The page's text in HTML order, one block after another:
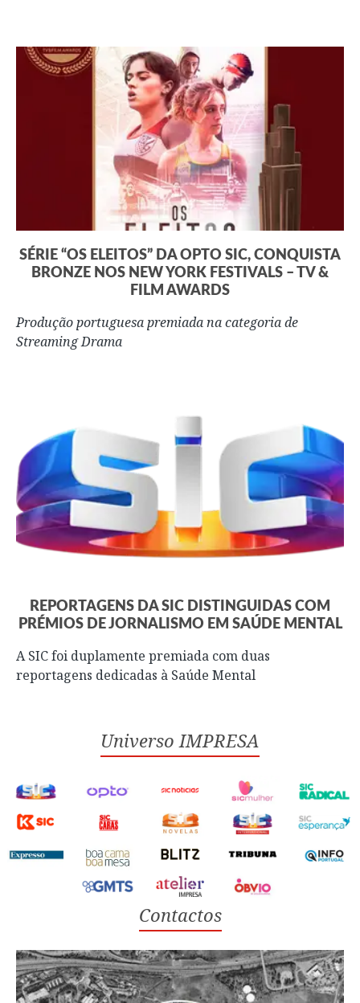
SÉRIE “OS ELEITOS” DA OPTO SIC, CONQUISTA
BRONZE NOS NEW YORK FESTIVALS – TV &
FILM AWARDS
Produção portuguesa premiada na categoria de
Streaming Drama
REPORTAGENS DA SIC DISTINGUIDAS COM
PRÉMIOS DE JORNALISMO EM SAÚDE MENTAL
A SIC foi duplamente premiada com duas
reportagens dedicadas à Saúde Mental
Universo IMPRESA
Contactos